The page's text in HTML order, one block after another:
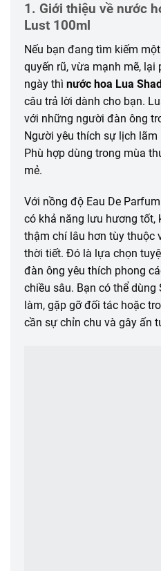
1. Giới thiệu về nước
Lust 100ml
Nếu bạn đang tìm kiếm
quyến rũ, vừa mạnh mẽ, lại
ngày thì nước hoa Lua
câu trả lời dành cho bạn.
với những người đàn ông
Người yêu thích sự lịch
Phù hợp dùng trong mùa
mẻ.
Với nồng độ Eau De
có khả năng lưu hương tốt,
thậm chí lâu hơn tùy thuộc
thời tiết. Đó là lựa chọn
đàn ông yêu thích phong
chiều sâu. Bạn có thể dùng
làm, gặp gỡ đối tác hoặc
cần sự chỉn chu và gây ấn